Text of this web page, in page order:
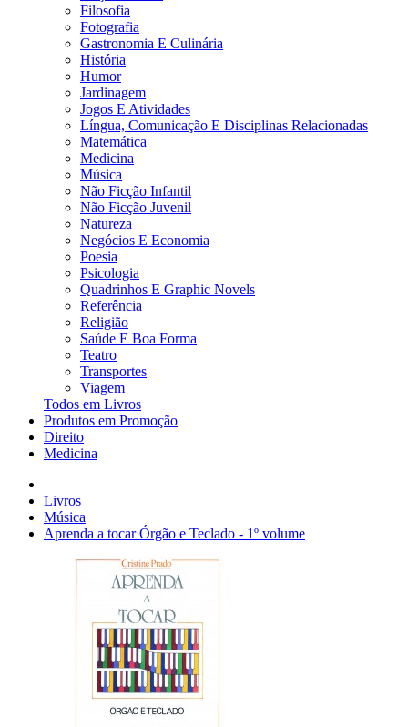
Filosofia
Fotografia
Gastronomia E Culinária
História
Humor
Jardinagem
Jogos E Atividades
Língua, Comunicação E Disciplinas Relacionadas
Matemática
Medicina
Música
Não Ficção Infantil
Não Ficção Juvenil
Natureza
Negócios E Economia
Poesia
Psicologia
Quadrinhos E Graphic Novels
Referência
Religião
Saúde E Boa Forma
Teatro
Transportes
Viagem
Todos em Livros
Produtos em Promoção
Direito
Medicina
Livros
Música
Aprenda a tocar Órgão e Teclado - 1º volume